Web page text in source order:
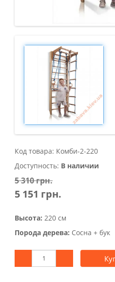
Код товара: Комби-2-220
Доступность: В наличии
5 310 грн.
5 151 грн.
Высота: 220 см
Порода дерева: Сосна + бук